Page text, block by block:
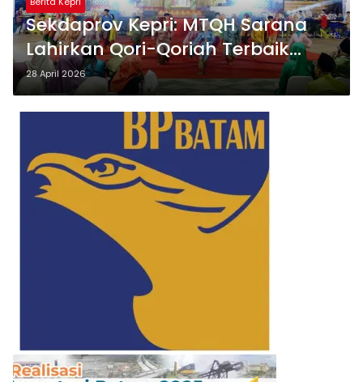
Sekdaprov Kepri: MTQH Sarana
Lahirkan Qori-Qoriah Terbaik
hingga Tingkat Nasional
28 April 2026